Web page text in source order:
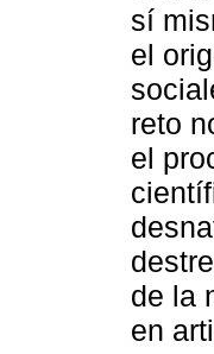
sí
el
reto
el
de la
en